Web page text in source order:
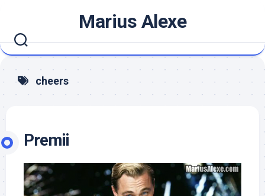
content
Marius Alexe
cheers
Premii